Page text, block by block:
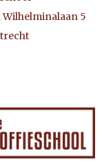
5